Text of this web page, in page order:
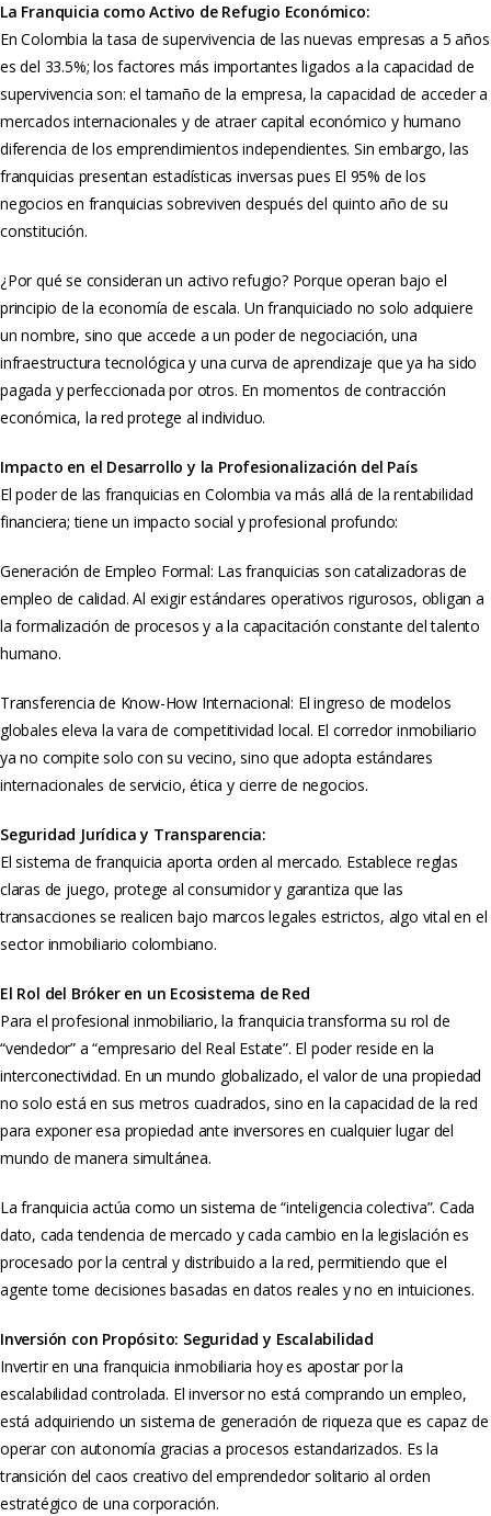
La Franquicia como Activo de Refugio Económico:
En Colombia la tasa de supervivencia de las nuevas empresas a 5 años
es del 33.5%; los factores más importantes ligados a la capacidad de
supervivencia son: el tamaño de la empresa, la capacidad de acceder a
mercados internacionales y de atraer capital económico y humano
diferencia de los emprendimientos independientes. Sin embargo, las
franquicias presentan estadísticas inversas pues El 95% de los
negocios en franquicias sobreviven después del quinto año de su
constitución.
¿Por qué se consideran un activo refugio? Porque operan bajo el
principio de la economía de escala. Un franquiciado no solo adquiere
un nombre, sino que accede a un poder de negociación, una
infraestructura tecnológica y una curva de aprendizaje que ya ha sido
pagada y perfeccionada por otros. En momentos de contracción
económica, la red protege al individuo.
Impacto en el Desarrollo y la Profesionalización del País
El poder de las franquicias en Colombia va más allá de la rentabilidad
financiera; tiene un impacto social y profesional profundo:
Generación de Empleo Formal: Las franquicias son catalizadoras de
empleo de calidad. Al exigir estándares operativos rigurosos, obligan a
la formalización de procesos y a la capacitación constante del talento
humano.
Transferencia de Know-How Internacional: El ingreso de modelos
globales eleva la vara de competitividad local. El corredor inmobiliario
ya no compite solo con su vecino, sino que adopta estándares
internacionales de servicio, ética y cierre de negocios.
Seguridad Jurídica y Transparencia:
El sistema de franquicia aporta orden al mercado. Establece reglas
claras de juego, protege al consumidor y garantiza que las
transacciones se realicen bajo marcos legales estrictos, algo vital en el
sector inmobiliario colombiano.
El Rol del Bróker en un Ecosistema de Red
Para el profesional inmobiliario, la franquicia transforma su rol de
“vendedor” a “empresario del Real Estate”. El poder reside en la
interconectividad. En un mundo globalizado, el valor de una propiedad
no solo está en sus metros cuadrados, sino en la capacidad de la red
para exponer esa propiedad ante inversores en cualquier lugar del
mundo de manera simultánea.
La franquicia actúa como un sistema de “inteligencia colectiva”. Cada
dato, cada tendencia de mercado y cada cambio en la legislación es
procesado por la central y distribuido a la red, permitiendo que el
agente tome decisiones basadas en datos reales y no en intuiciones.
Inversión con Propósito: Seguridad y Escalabilidad
Invertir en una franquicia inmobiliaria hoy es apostar por la
escalabilidad controlada. El inversor no está comprando un empleo,
está adquiriendo un sistema de generación de riqueza que es capaz de
operar con autonomía gracias a procesos estandarizados. Es la
transición del caos creativo del emprendedor solitario al orden
estratégico de una corporación.